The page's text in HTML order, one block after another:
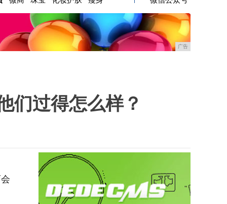
广告
们过得怎么样？